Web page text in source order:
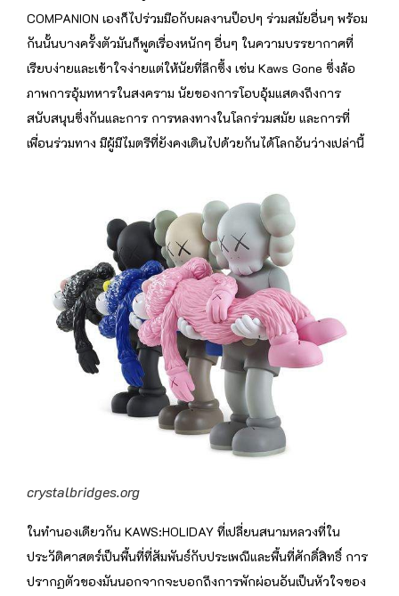
COMPANION เองก็ไปร่วมมือกับผลงานป็อปๆ ร่วมสมัยอื่นๆ พร้อม
กันนั้นบางครั้งตัวมันก็พูดเรื่องหนักๆ อื่นๆ ในความบรรยากาศที่
เรียบง่ายและเข้าใจง่ายแต่ให้นัยที่ลึกซึ้ง เช่น Kaws Gone ซึ่งล้อ
ภาพการอุ้มทหารในสงคราม นัยของการโอบอุ้มแสดงถึงการ
สนับสนุนซึ่งกันและการ การหลงทางในโลกร่วมสมัย และการที่
เพื่อนร่วมทาง มีผู้มีไมตรีที่ยังคงเดินไปด้วยกันได้โลกอันว่างเปล่านี้
crystalbridges.org
ในทำนองเดียวกัน KAWS:HOLIDAY ที่เปลี่ยนสนามหลวงที่ใน
ประวัติศาสตร์เป็นพื้นที่ที่สัมพันธ์กับประเพณีและพื้นที่ศักดิ์สิทธิ์ การ
ปรากฏตัวของมันนอกจากจะบอกถึงการพักผ่อนอันเป็นหัวใจของ